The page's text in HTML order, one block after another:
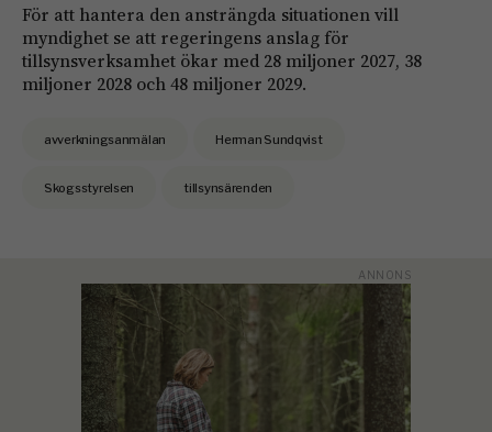
För att hantera den ansträngda situationen vill
myndighet se att regeringens anslag för
tillsynsverksamhet ökar med 28 miljoner 2027, 38
miljoner 2028 och 48 miljoner 2029.
avverkningsanmälan Herman Sundqvist
Skogsstyrelsen tillsynsärenden